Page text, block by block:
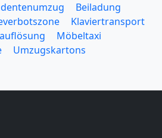
Beiladung
Klaviertransport
Möbeltaxi
Umzugskartons